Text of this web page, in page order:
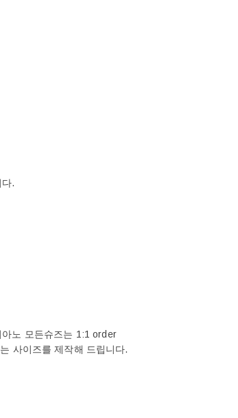
.
노 모든슈즈는 1:1 order
사이즈를 제작해 드립니다.